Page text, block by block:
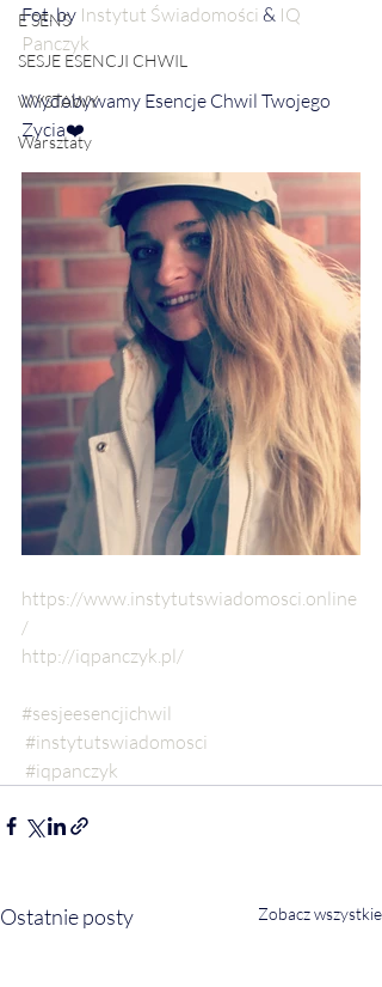
E SENS
SESJE ESENCJI CHWIL
WYSTAWY
Warsztaty
Fot. by Instytut Świadomości & IQ
Panczyk
Wydobywamy Esencje Chwil Twojego
Zycia❤️
https://www.instytutswiadomosci.online
/
http://iqpanczyk.pl/
#sesjeesencjichwil
#instytutswiadomosci
#iqpanczyk
Ostatnie posty Zobacz wszystkie